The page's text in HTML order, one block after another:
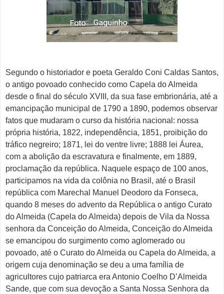
Segundo o historiador e poeta Geraldo Coni Caldas Santos,
o antigo povoado conhecido como Capela do Almeida
desde o final do século XVIII, da sua fase embrionária, até a
emancipação municipal de 1790 a 1890, podemos observar
fatos que mudaram o curso da história nacional: nossa
própria história, 1822, independência, 1851, proibição do
tráfico negreiro; 1871, lei do ventre livre; 1888 lei Áurea,
com a abolição da escravatura e finalmente, em 1889,
proclamação da república. Naquele espaço de 100 anos,
participamos na vida da colônia no Brasil, até o Brasil
república com Marechal Manuel Deodoro da Fonseca,
quando 8 meses do advento da República o antigo Curato
do Almeida (Capela do Almeida) depois de Vila da Nossa
senhora da Conceição do Almeida, Conceição do Almeida
se emancipou do surgimento como aglomerado ou
povoado, até o Curato do Almeida ou Capela do Almeida, a
origem cuja denominação se deu a uma família de
agricultores cujo patriarca era Antonio Coelho D’Almeida
Sande, que com sua devoção a Santa Nossa Senhora da